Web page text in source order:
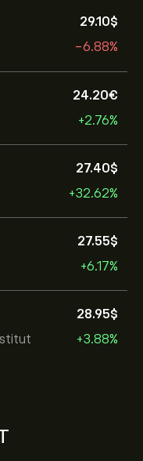
29.10‎$‎
-6.88%
24.20‎€‎
+2.76%
27.40‎$‎
+32.62%
27.55‎$‎
+6.17%
28.95‎$‎
+3.88%